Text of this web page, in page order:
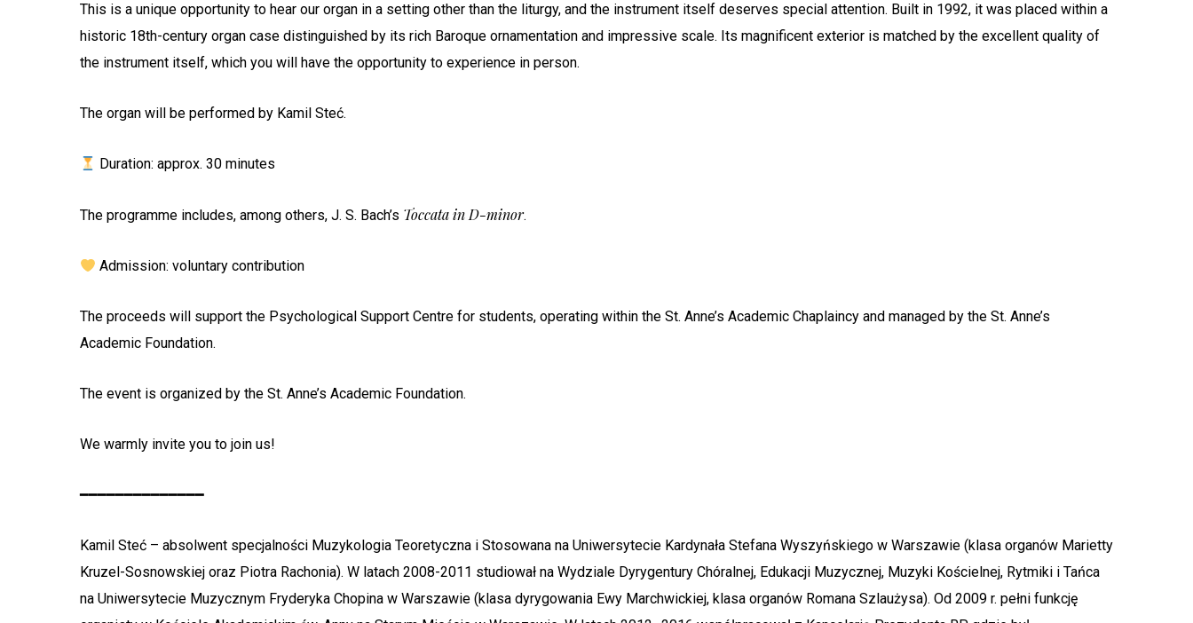
This is a unique opportunity to hear our organ in a setting other than the liturgy, and the instrument itself deserves special attention. Built in 1992, it was placed within a
historic 18th-century organ case distinguished by its rich Baroque ornamentation and impressive scale. Its magnificent exterior is matched by the excellent quality of
the instrument itself, which you will have the opportunity to experience in person.
The organ will be performed by Kamil Steć.
Duration: approx. 30 minutes
The programme includes, among others, J. S. Bach’s Toccata in D-minor.
Admission: voluntary contribution
The proceeds will support the Psychological Support Centre for students, operating within the St. Anne’s Academic Chaplaincy and managed by the St. Anne’s
Academic Foundation.
The event is organized by the St. Anne’s Academic Foundation.
We warmly invite you to join us!
━━━━━━━━━━━━━━
Kamil Steć – absolwent specjalności Muzykologia Teoretyczna i Stosowana na Uniwersytecie Kardynała Stefana Wyszyńskiego w Warszawie (klasa organów Marietty
Kruzel-Sosnowskiej oraz Piotra Rachonia). W latach 2008-2011 studiował na Wydziale Dyrygentury Chóralnej, Edukacji Muzycznej, Muzyki Kościelnej, Rytmiki i Tańca
na Uniwersytecie Muzycznym Fryderyka Chopina w Warszawie (klasa dyrygowania Ewy Marchwickiej, klasa organów Romana Szlaużysa). Od 2009 r. pełni funkcję